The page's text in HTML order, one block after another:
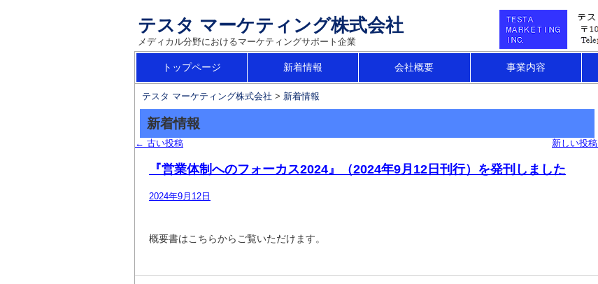
テスタ マーケティング株式会社
メディカル分野におけるマーケティングサポート企業
メインメニュー
ン
テ
ン
トップページ 新着情報 会社概要 事業内容
テスタ マーケティング株式会社 > 新着情報
新着情報
← 古い投稿 新しい投稿
『営業体制へのフォーカス2024』（2024年9月12日刊行）を発刊しました
2024年9月12日
概要書はこちらからご覧いただけます。